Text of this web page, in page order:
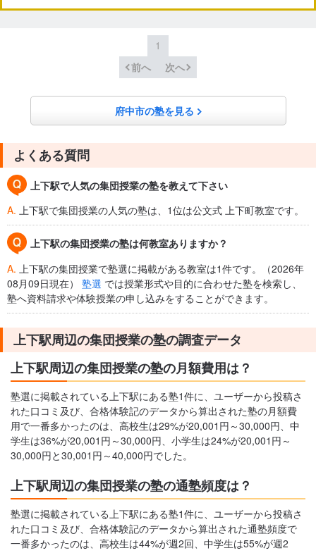
1
前へ
次へ
府中市の塾を見る
よくある質問
上下駅で人気の集団授業の塾を教えて下さい
A. 上下駅で集団授業の人気の塾は、1位は公文式 上下町教室です。
上下駅の集団授業の塾は何教室ありますか？
A. 上下駅の集団授業で塾選に掲載がある教室は1件です。（2026年
08月09日現在） 塾選 では授業形式や目的に合わせた塾を検索し、
塾へ資料請求や体験授業の申し込みをすることができます。
上下駅周辺の集団授業の塾の調査データ
上下駅周辺の集団授業の塾の月額費用は？
塾選に掲載されている上下駅にある塾1件に、ユーザーから投稿さ
れた口コミ及び、合格体験記のデータから算出された塾の月額費
用で一番多かったのは、高校生は29%が20,001円～30,000円、中
学生は36%が20,001円～30,000円、小学生は24%が20,001円～
30,000円と30,001円～40,000円でした。
上下駅周辺の集団授業の塾の通塾頻度は？
塾選に掲載されている上下駅にある塾1件に、ユーザーから投稿さ
れた口コミ及び、合格体験記のデータから算出された通塾頻度で
一番多かったのは、高校生は44%が週2回、中学生は55%が週2